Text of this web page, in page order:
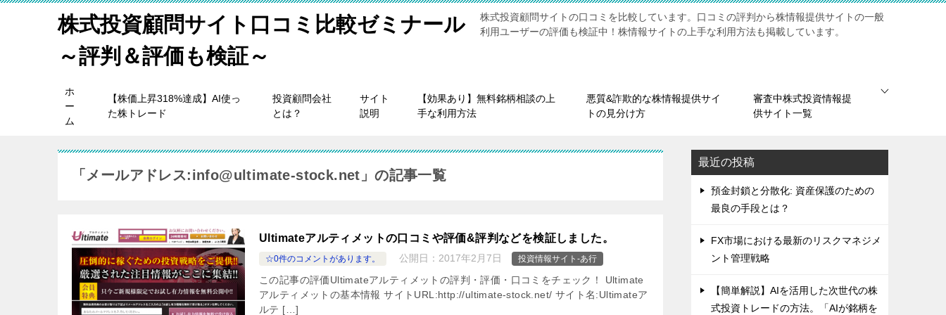
株式投資顧問サイト口コミ比較ゼミナール
～評判＆評価も検証～
株式投資顧問サイトの口コミを比較しています。口コミの評判から株情報提供サイトの一般
利用ユーザーの評価も検証中！株情報サイトの上手な利用方法も掲載しています。
ホ
ー
ム
【株価上昇318%達成】AI使っ
た株トレード
投資顧問会社
とは？
サイト
説明
【効果あり】無料銘柄相談の上
手な利用方法
悪質&詐欺的な株情報提供サイ
トの見分け方
審査中株式投資情報提
供サイト一覧
「メールアドレス:info@ultimate-stock.net」の記事一覧
Ultimateアルティメットの口コミや評価&評判などを検証しました。
☆0件のコメントがあります。 公開日： 2017年2月7日 投資情報サイト-あ行
この記事の評価Ultimateアルティメットの評判・評価・口コミをチェック！ Ultimate
アルティメットの基本情報 サイトURL:http://ultimate-stock.net/ サイト名:Ultimateア
ルテ […]
最近の投稿
預金封鎖と分散化: 資産保護のための
最良の手段とは？
FX市場における最新のリスクマネジメ
ント管理戦略
【簡単解説】AIを活用した次世代の株
式投資トレードの方法。「AIが銘柄を